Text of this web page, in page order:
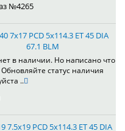
№4265
7x17 PCD 5x114.3 ET 45 DIA
67.1 BLM
в наличии. Но написано что
Обновляйте статус наличия
..
7.5x19 PCD 5x114.3 ET 45 DIA